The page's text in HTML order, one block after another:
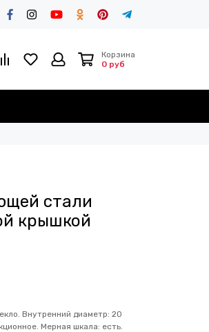
Корзина
0 руб
стали
крышкой
Внутренний диаметр: 20
Мерная шкала: есть.